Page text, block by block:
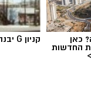
כאן
החדשות
קניון G יבנה לחצו כאן